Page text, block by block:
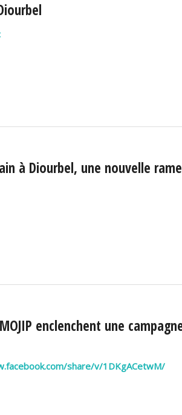
à Diourbel, une nouvelle
enclenchent une
share/v/1DKgACetwM/